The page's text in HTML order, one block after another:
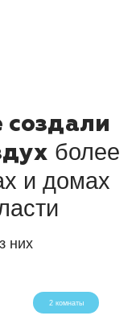
создали
более
и домах
них
2 комнаты